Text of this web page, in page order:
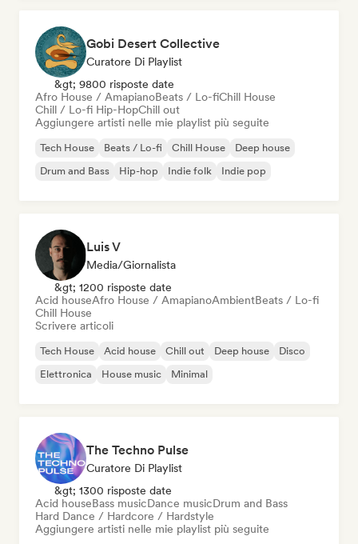
Gobi Desert Collective
Curatore Di Playlist
&gt; 9800 risposte date
Afro House / AmapianoBeats / Lo-fiChill House
Chill / Lo-fi Hip-HopChill out
Aggiungere artisti nelle mie playlist più seguite
Tech House Beats / Lo-fi Chill House
Deep house
Drum and Bass
Hip-hop Indie folk Indie pop
Luis V
Media/Giornalista
&gt; 1200 risposte date
Acid houseAfro House / AmapianoAmbientBeats / Lo-fi
Chill House
Scrivere articoli
Tech House Acid house Chill out Deep house
Disco
Elettronica
House music Minimal
The Techno Pulse
Curatore Di Playlist
&gt; 1300 risposte date
Acid houseBass musicDance musicDrum and Bass
Hard Dance / Hardcore / Hardstyle
Aggiungere artisti nelle mie playlist più seguite